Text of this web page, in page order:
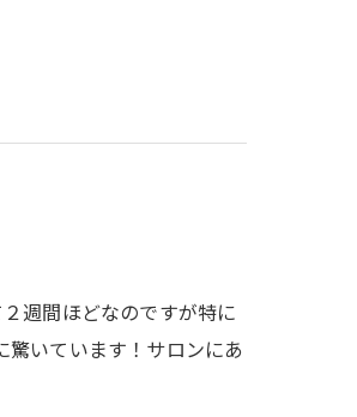
週間ほどなのですが特に
いています！サロンにあ